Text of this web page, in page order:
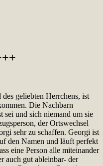
geliebten Herrchens, ist
Die Nachbarn
sei und sich niemand um sie
der Ortswechsel
sehr zu schaffen. Georgi ist
den Namen und läuft perfekt
eine Person alle miteinander
auch gut ableinbar- der